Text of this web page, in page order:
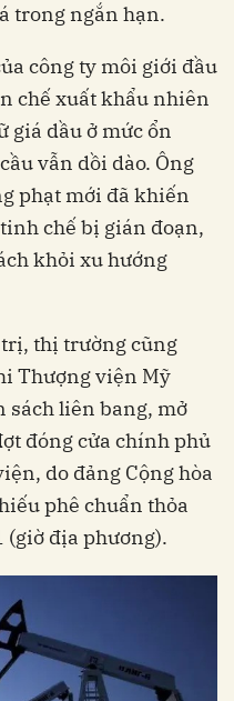
trong ngắn hạn.
công ty môi giới đầu
chế xuất khẩu nhiên
giá dầu ở mức ổn
vẫn dồi dào. Ông
phạt mới đã khiến
chế bị gián đoạn,
khỏi xu hướng
thị trường cũng
Thượng viện Mỹ
sách liên bang, mở
đóng cửa chính phủ
do đảng Cộng hòa
phê chuẩn thỏa
địa phương).